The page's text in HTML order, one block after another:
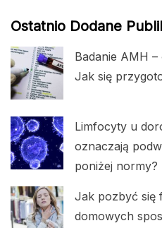
Ostatnio Dodane
Badanie AMH
Jak się
Limfocyty u
oznaczają
poniżej normy?
Jak pozbyć się
domowych